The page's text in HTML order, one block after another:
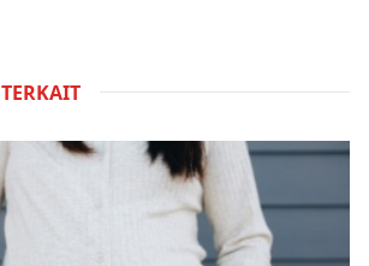
TERKAIT